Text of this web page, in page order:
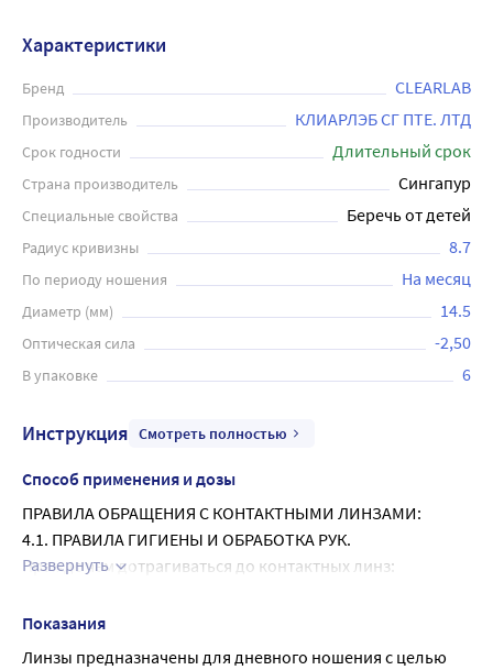
Характеристики
Бренд CLEARLAB
Производитель КЛИАРЛЭБ СГ ПТЕ. ЛТД
Срок годности Длительный срок
Страна производитель Сингапур
Специальные свойства Беречь от детей
Радиус кривизны 8.7
По периоду ношения На месяц
Диаметр (мм) 14.5
Оптическая сила -2,50
В упаковке 6
Инструкция Смотреть полностью
Способ применения и дозы
ПРАВИЛА ОБРАЩЕНИЯ С КОНТАКТНЫМИ ЛИНЗАМИ:
4.1. ПРАВИЛА ГИГИЕНЫ И ОБРАБОТКА РУК.
Прежде чем дотрагиваться до контактных линз:
сполосните их;
Развернуть
Показания
Линзы предназначены для дневного ношения с целью